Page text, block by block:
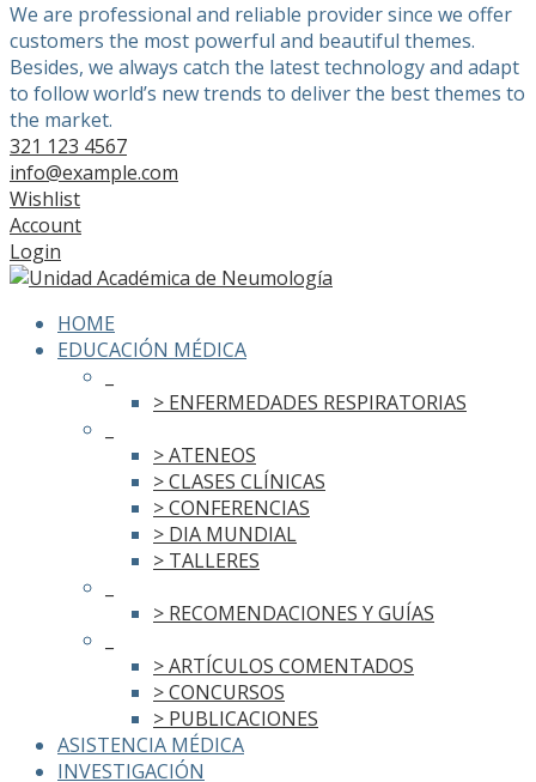
We are professional and reliable provider since we offer
customers the most powerful and beautiful themes.
Besides, we always catch the latest technology and adapt
to follow world’s new trends to deliver the best themes to
the market.
321 123 4567
info@example.com
Wishlist
Account
Login
HOME
EDUCACIÓN MÉDICA
> ENFERMEDADES RESPIRATORIAS
> ATENEOS
> CLASES CLÍNICAS
> CONFERENCIAS
> DIA MUNDIAL
> TALLERES
> RECOMENDACIONES Y GUÍAS
> ARTÍCULOS COMENTADOS
> CONCURSOS
> PUBLICACIONES
ASISTENCIA MÉDICA
INVESTIGACIÓN